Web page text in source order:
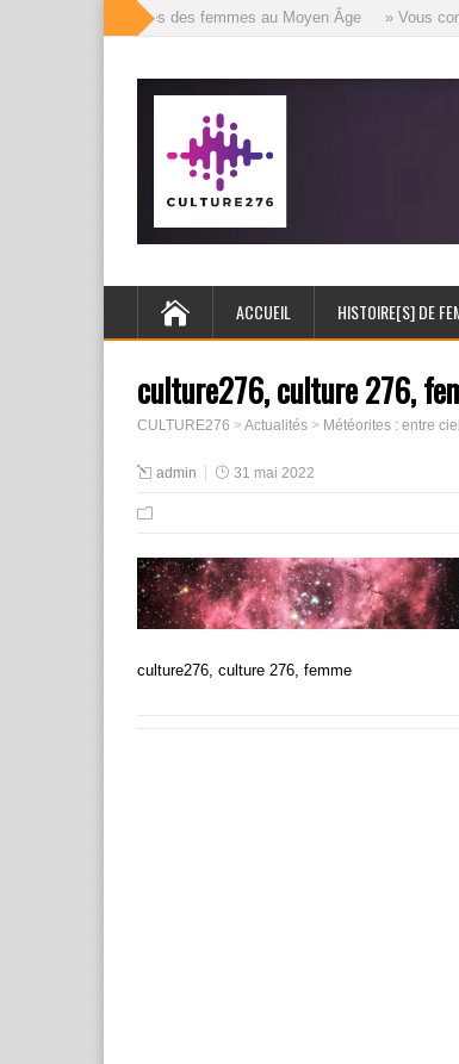
» Les mille visages des femmes au Moyen Âge » Vous
ACCUEIL HISTOIRE[S] DE
culture276, culture 276,
CULTURE276 >Actualités > Météorites : entre
admin 31 mai 2022
culture276, culture 276, femme